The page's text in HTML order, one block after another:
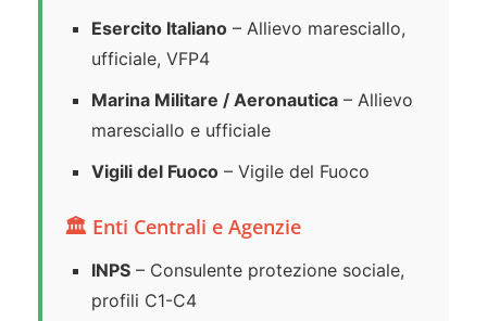
Esercito Italiano – Allievo maresciallo,
ufficiale, VFP4
Marina Militare / Aeronautica – Allievo
maresciallo e ufficiale
Vigili del Fuoco – Vigile del Fuoco
🏛️ Enti Centrali e Agenzie
INPS – Consulente protezione sociale,
profili C1-C4